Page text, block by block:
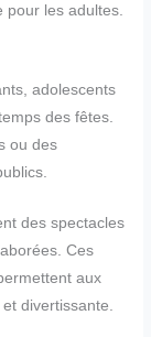
les adultes.
adolescents
des fêtes.
ou des
des spectacles
Ces
aux
divertissante.